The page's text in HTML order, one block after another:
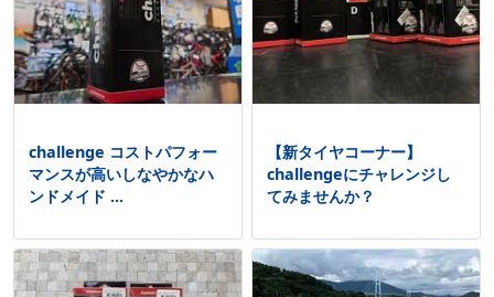
challenge コストパフォー
マンスが高いしなやかなハ
ンドメイド ...
【新タイヤコーナー】
challengeにチャレンジし
てみませんか？